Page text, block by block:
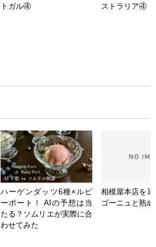
トガル④
ストラリア④
ハーゲンダッツ6種×ルビ
ーポート！ AIの予想は当
たる？ソムリエが実際に合
わせてみた
相模屋本店を
ゴーニュと熟